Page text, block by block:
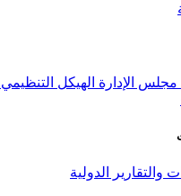
مجلس الإدارة الهيكل التنظيمي
والتقارير الدولية